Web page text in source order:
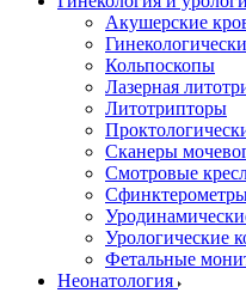
Акушерские
Кольпоскопы
Лазерная
Литотрипторы
Сканеры
Смотровые
Урологические
Фетальные
Неонатология